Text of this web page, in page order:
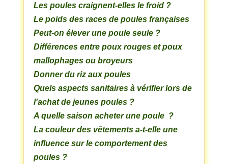
Les poules craignent-elles le froid ?
Le poids des races de poules françaises
Peut-on élever une poule seule ?
Différences entre poux rouges et poux
mallophages ou broyeurs
Donner du riz aux poules
Quels aspects sanitaires à vérifier lors de
l'achat de jeunes poules ?
A quelle saison acheter une poule ?
La couleur des vêtements a-t-elle une
influence sur le comportement des
poules ?